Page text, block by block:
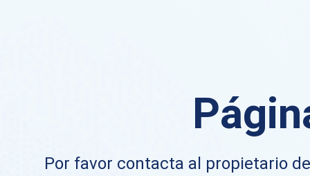
Por favor contacta al propietario